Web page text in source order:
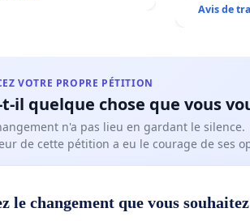
notre pétition pour le maintien et
Avis de
VOTRE PROPRE PÉTITION
t-il quelque chose que vous
n'a pas lieu en gardant le silence.
de cette pétition a eu le courage de ses
le changement que vous